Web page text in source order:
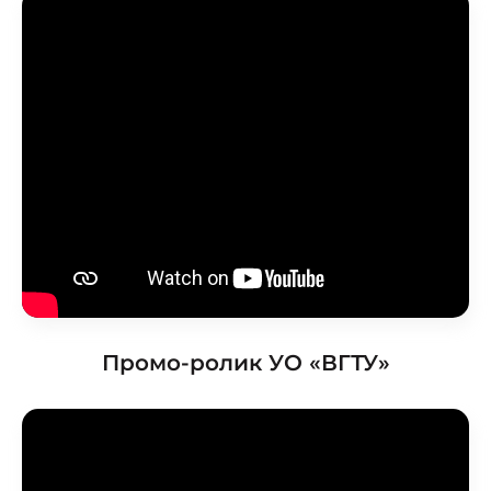
особенно важно для
старших дошкольников,
выражена
исследовательская
Промо-ролик УО «ВГТУ»